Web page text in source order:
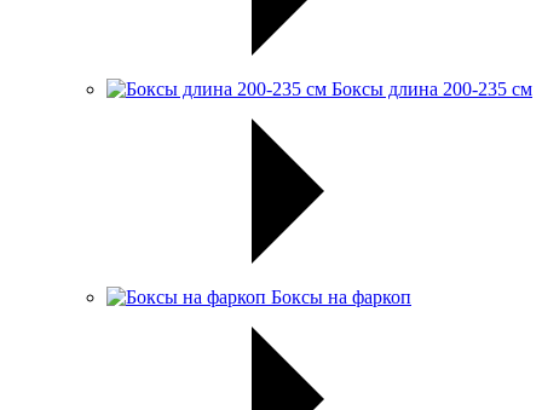
Боксы длина 200-235 см
Боксы на фаркоп